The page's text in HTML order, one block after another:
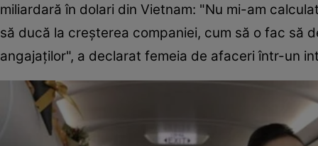
miliardară în dolari din Vietnam: "Nu mi-am
să ducă la creșterea companiei, cum să o fac să
angajaților", a declarat femeia de afaceri într-un